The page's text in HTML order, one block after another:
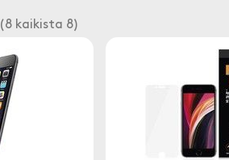
(8 kaikista 8)